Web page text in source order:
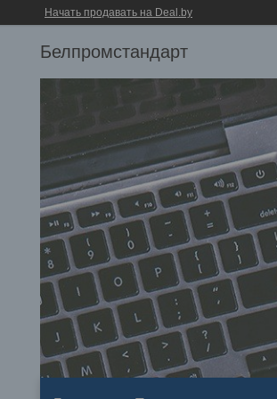
Начать продавать на Deal.by
Белпромстандарт